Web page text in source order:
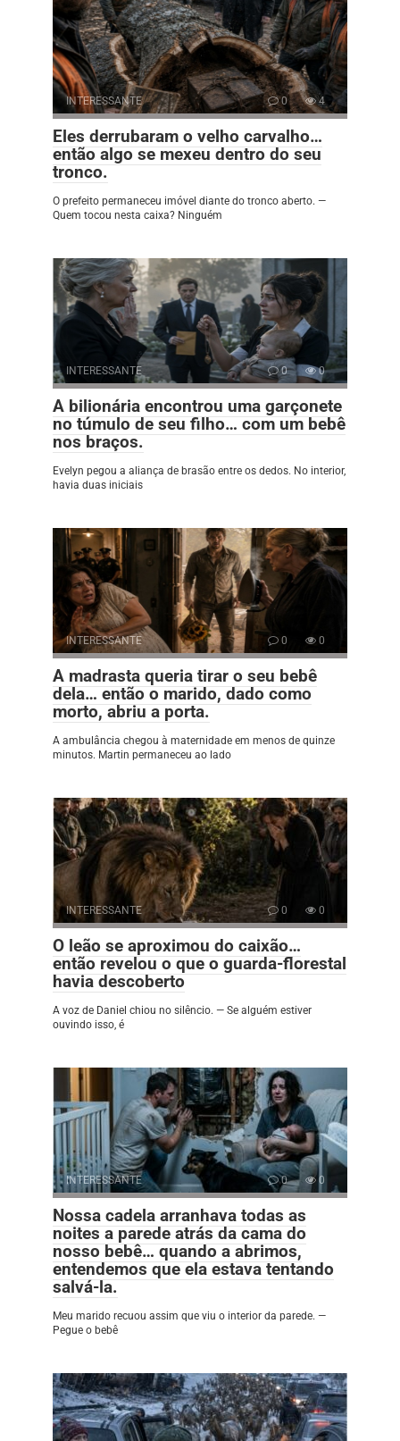
INTERESSANTE 0 4
Eles derrubaram o velho carvalho…
então algo se mexeu dentro do seu
tronco.
O prefeito permaneceu imóvel diante do tronco aberto. —
Quem tocou nesta caixa? Ninguém
INTERESSANTE 0 0
A bilionária encontrou uma garçonete
no túmulo de seu filho… com um bebê
nos braços.
Evelyn pegou a aliança de brasão entre os dedos. No interior,
havia duas iniciais
INTERESSANTE 0 0
A madrasta queria tirar o seu bebê
dela… então o marido, dado como
morto, abriu a porta.
A ambulância chegou à maternidade em menos de quinze
minutos. Martin permaneceu ao lado
INTERESSANTE 0 0
O leão se aproximou do caixão…
então revelou o que o guarda-florestal
havia descoberto
A voz de Daniel chiou no silêncio. — Se alguém estiver
ouvindo isso, é
INTERESSANTE 0 0
Nossa cadela arranhava todas as
noites a parede atrás da cama do
nosso bebê… quando a abrimos,
entendemos que ela estava tentando
salvá-la.
Meu marido recuou assim que viu o interior da parede. —
Pegue o bebê